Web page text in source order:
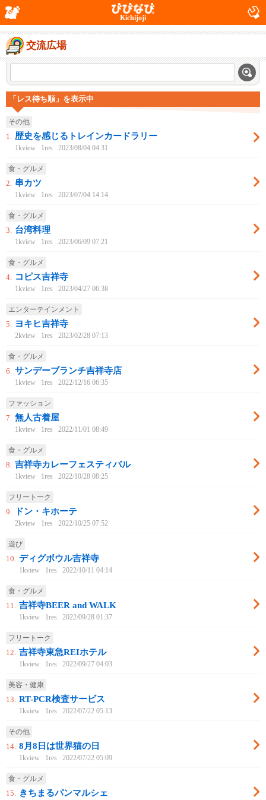
Kichijoji
交流広場
「レス待ち順」を表示中
その他
1. 歴史を感じるトレインカードラリー
1kview 1res 2023/08/04 04:31
食・グルメ
2. 串カツ
1kview 1res 2023/07/04 14:14
食・グルメ
3. 台湾料理
1kview 1res 2023/06/09 07:21
食・グルメ
4. コピス吉祥寺
1kview 1res 2023/04/27 06:38
エンターテインメント
5. ヨキヒ吉祥寺
2kview 1res 2023/02/28 07:13
食・グルメ
6. サンデーブランチ吉祥寺店
1kview 1res 2022/12/16 06:35
ファッション
7. 無人古着屋
1kview 1res 2022/11/01 08:49
食・グルメ
8. 吉祥寺カレーフェスティバル
1kview 1res 2022/10/28 08:25
フリートーク
9.
ドン・キホーテ
2kview 1res 2022/10/25 07:52
遊び
10. ディグボウル吉祥寺
1kview 1res 2022/10/11 04:14
食・グルメ
11. 吉祥寺BEER and WALK
1kview 1res 2022/09/28 01:37
フリートーク
12. 吉祥寺東急REIホテル
1kview 1res 2022/09/27 04:03
美容・健康
13. RT-PCR検査サービス
1kview 1res 2022/07/22 05:13
その他
14. 8月8日は世界猫の日
1kview 1res 2022/07/22 05:09
食・グルメ
15. きちまるパンマルシェ